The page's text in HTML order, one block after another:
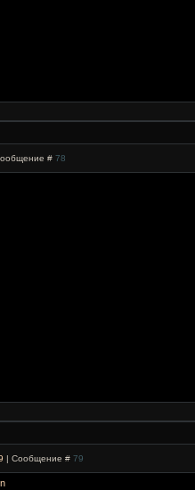
# 78
| Сообщение # 79